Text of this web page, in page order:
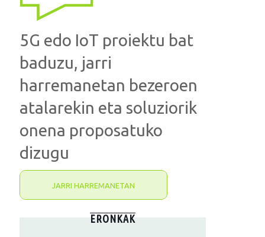
5G edo IoT proiektu bat
baduzu, jarri
harremanetan bezeroen
atalarekin eta soluziorik
onena proposatuko
dizugu
JARRI HARREMANETAN
ERONKAK